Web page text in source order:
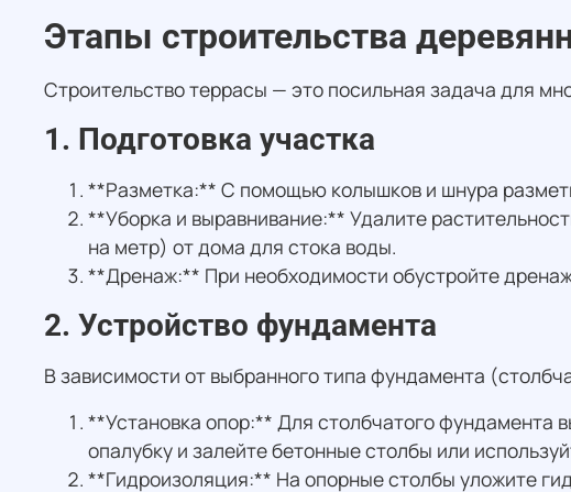
Этапы строительства
Строительство террасы — это посильная задача для
1. Подготовка участка
**Разметка:** С помощью колышков и шнура
**Уборка и выравнивание:** Удалите
на метр) от дома для стока воды.
**Дренаж:** При необходимости обустройте
2. Устройство фундамента
В зависимости от выбранного типа фундамента
**Установка опор:** Для столбчатого фундамента
опалубку и залейте бетонные столбы или
**Гидроизоляция:** На опорные столбы уложите